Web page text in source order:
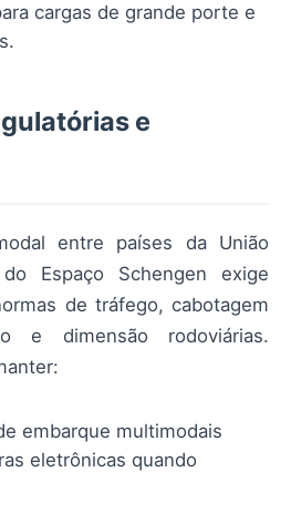
cargas de grande porte e
e
entre países da União
Espaço Schengen exige
de tráfego, cabotagem
dimensão rodoviárias.
embarque multimodais
eletrônicas quando